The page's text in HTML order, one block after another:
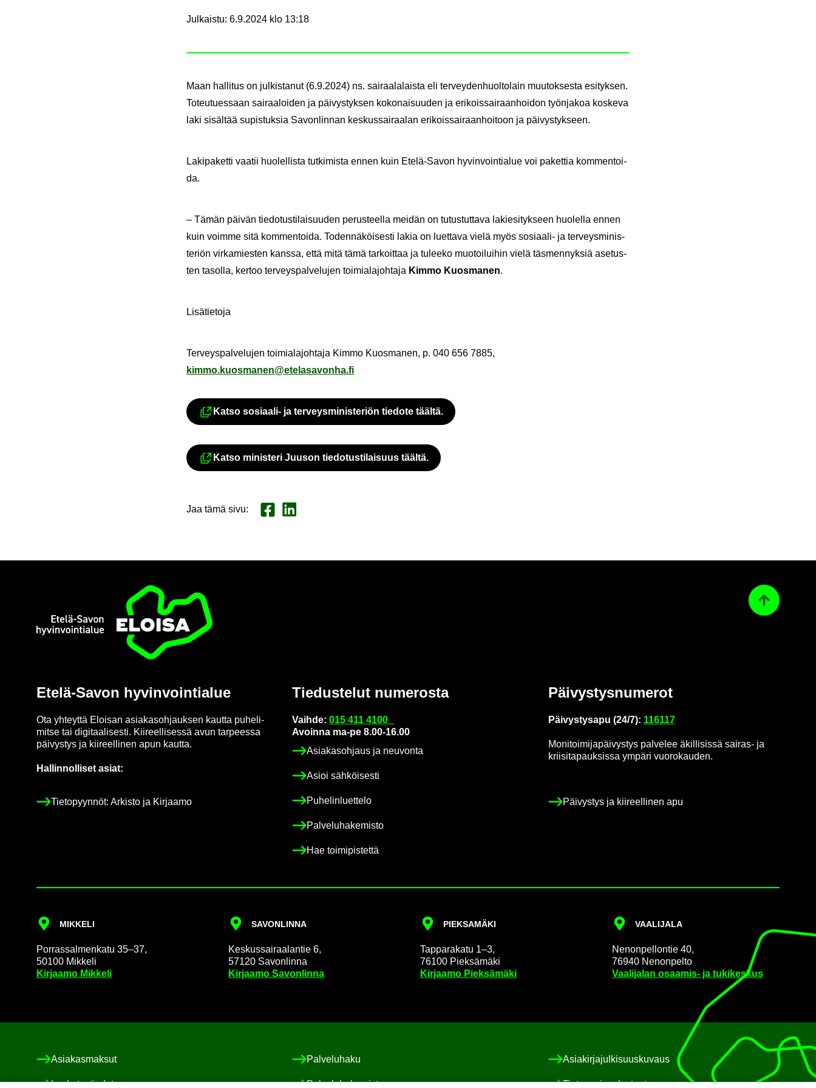
Julkaistu: 6.9.2024 klo 13:18
Maan hal­li­tus on jul­kis­ta­nut (6.9.2024) ns. sai­raa­la­lais­ta eli ter­vey­den­huol­to­lain muu­tok­ses­ta esi­tyk­sen.
To­teu­tues­saan sai­raa­loi­den ja päi­vys­tyk­sen ko­ko­nai­suu­den ja eri­kois­sai­raan­hoi­don työn­ja­koa kos­ke­va
laki si­säl­tää su­pis­tuk­sia Sa­von­lin­nan kes­kus­sai­raa­lan eri­kois­sai­raan­hoi­toon ja päi­vys­tyk­seen.
La­ki­pa­ket­ti vaa­tii huo­lel­lis­ta tut­ki­mis­ta ennen kuin Etelä-​Savon hy­vin­voin­tia­lue voi pa­ket­tia kom­men­toi­
da.
– Tämän päi­vän tie­do­tus­ti­lai­suu­den pe­rus­teel­la mei­dän on tu­tus­tut­ta­va la­kie­si­tyk­seen huo­lel­la ennen
kuin voim­me sitä kom­men­toi­da. To­den­nä­köi­ses­ti lakia on luet­ta­va vielä myös sosiaali-​ ja ter­veys­mi­nis­
te­riön vir­ka­mies­ten kans­sa, että mitä tämä tar­koit­taa ja tu­lee­ko muo­toi­lui­hin vielä täs­men­nyk­siä ase­tus­
ten ta­sol­la, ker­too ter­veys­pal­ve­lu­jen toi­mia­la­joh­ta­ja Kimmo Kuos­ma­nen.
Li­sä­tie­to­ja
Ter­veys­pal­ve­lu­jen toi­mia­la­joh­ta­ja Kimmo Kuos­ma­nen, p. 040 656 7885,
kimmo.kuos­ma­nen@ete­la­sa­von­ha.fi
Ul­koi­nen pal­ve­lu avau­tuu uu­del­le vä­li­leh­del­le
Katso sosiaali-​ ja ter­veys­mi­nis­te­riön tie­do­te tääl­tä.
Ul­koi­nen pal­ve­lu avau­tuu uu­del­le vä­li­leh­del­le
Katso mi­nis­te­ri Juuson tie­do­tus­ti­lai­suus tääl­tä.
Jaa tämä sivu: Jaa Face­book
Jaa Lin­ke­dI­nis­sä
Ta­kai­sin ylös
Etusi­vu
Etelä-​Savon hy­vin­voin­tia­lue
Ota yh­teyt­tä Eloi­san asia­kas­oh­jauk­sen kaut­ta pu­he­li­
mit­se tai di­gi­taa­li­ses­ti. Kii­reel­li­ses­sä avun tar­pees­sa
päi­vys­tys ja kii­reel­li­nen apun kaut­ta.
Hal­lin­nol­li­set asiat:
Tie­to­pyyn­nöt: Ar­kis­to ja Kir­jaa­mo
Tie­dus­te­lut nu­me­ros­ta
Vaih­de:015 411 4100
Avoin­na ma-pe 8.00-16.00
Asia­kas­oh­jaus ja neu­von­ta
Asioi säh­köi­ses­ti
Pu­he­lin­luet­te­lo
Pal­ve­lu­ha­ke­mis­to
Hae toi­mi­pis­tet­tä
Päi­vys­tys­nu­me­rot
Päi­vys­tys­a­pu (24/7): 116117
Mo­ni­toi­mi­ja­päi­vys­tys pal­ve­lee äkil­li­sis­sä sairas-​ ja
krii­si­ta­pauk­sis­sa ym­pä­ri vuo­ro­kau­den.
Päi­vys­tys ja kii­reel­li­nen apu
MIK­KE­LI
Por­ras­sal­men­ka­tu 35–37,
50100 Mik­ke­li
Kir­jaa­mo Mik­ke­li
SA­VON­LIN­NA
Kes­kus­sai­raa­lan­tie 6,
57120 Sa­von­lin­na
Kir­jaa­mo Sa­von­lin­na
PIEK­SA­MÄ­KI
Tap­pa­ra­ka­tu 1–3,
76100 Piek­sä­mä­ki
Kir­jaa­mo Piek­sä­mä­ki
VAA­LI­JA­LA
Ne­non­pel­lon­tie 40,
76940 Ne­non­pel­to
Vaa­li­ja­lan osaamis-​ ja tu­ki­kes­kus
Asia­kas­mak­sut
Las­ku­tus­tie­dot
Pal­ve­lu­ha­ku
Pal­ve­lu­ha­ke­mis­to
Asia­kir­ja­jul­ki­suus­ku­vaus
Tie­to­suo­ja­se­los­teet